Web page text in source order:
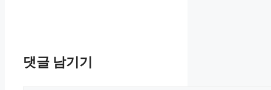
댓글 남기기